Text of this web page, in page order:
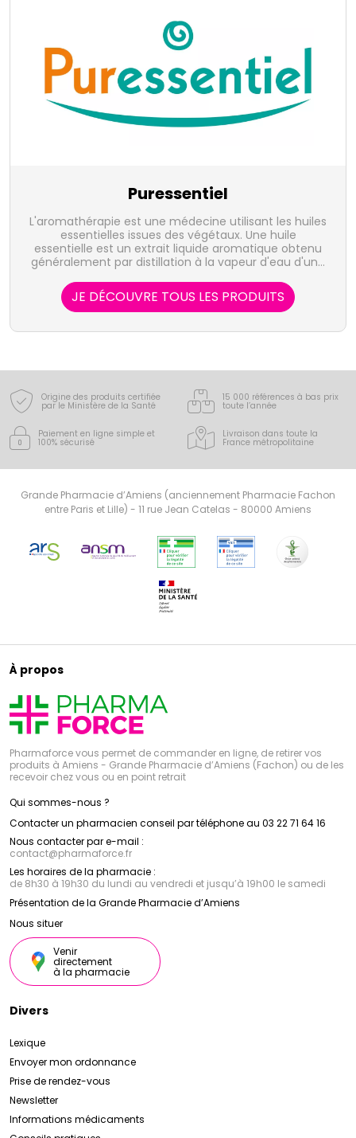
Puressentiel
L'aromathérapie est une médecine utilisant les huiles
essentielles issues des végétaux. Une huile
essentielle est un extrait liquide aromatique obtenu
généralement par distillation à la vapeur d'eau d'une
représente la quintessence de la plante, sous forme
de concentré, riche d'une très grande variété de
substances actives. Le laboratoire Puressentiel
propose 41 huiles essentielles, 100% pures et
bien-être au quotidien pour toute la famille.
JE DÉCOUVRE TOUS LES PRODUITS
Origine des produits certifiée
par le Ministère de la Santé
15 000 références à bas prix
toute l’année
Paiement en ligne simple et
100% sécurisé
Livraison dans toute la
France métropolitaine
Grande Pharmacie d’Amiens (anciennement Pharmacie Fachon
entre Paris et Lille) - 11 rue Jean Catelas - 80000 Amiens
À propos
Pharmaforce vous permet de commander en ligne, de retirer vos
produits à Amiens - Grande Pharmacie d’Amiens (Fachon) ou de les
recevoir chez vous ou en point retrait
Qui sommes-nous ?
Contacter un pharmacien conseil par téléphone au 03 22 71 64 16
Nous contacter par e-mail :
contact@pharmaforce.fr
Les horaires de la pharmacie :
de 8h30 à 19h30 du lundi au vendredi et jusqu’à 19h00 le samedi
Présentation de la Grande Pharmacie d’Amiens
Nous situer
Venir
directement
à la pharmacie
Divers
Lexique
Envoyer mon ordonnance
Prise de rendez-vous
Newsletter
Informations médicaments